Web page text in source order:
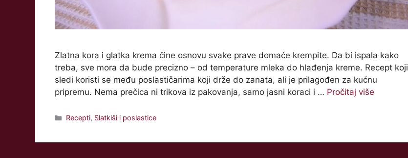
Zlatna kora i glatka krema čine osnovu svake prave domaće krempite. Da bi ispala kako
treba, sve mora da bude precizno – od temperature mleka do hlađenja kreme. Recept koji
sledi koristi se među poslastičarima koji drže do zanata, ali je prilagođen za kućnu
pripremu. Nema prečica ni trikova iz pakovanja, samo jasni koraci i … Pročitaj više
Categories
Recepti, Slatkiši i poslastice